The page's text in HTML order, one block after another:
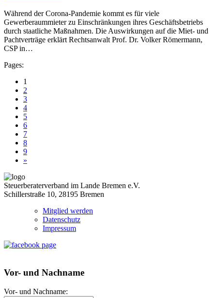
Während der Corona-Pandemie kommt es für viele
Gewerberaummieter zu Einschränkungen ihres Geschäftsbetriebs
durch staatliche Maßnahmen. Die Auswirkungen auf die Miet- und
Pachtverträge erklärt Rechtsanwalt Prof. Dr. Volker Römermann,
CSP in…
Pages:
1
2
3
4
5
6
7
8
9
»
Steuerberaterverband im Lande Bremen e.V.
Schillerstraße 10, 28195 Bremen
Mitglied werden
Datenschutz
Impressum
Vor- und Nachname
Vor- und Nachname: